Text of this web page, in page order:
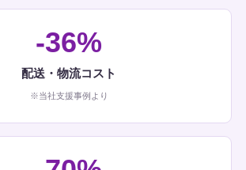
-36%
配送・物流コスト
※当社支援事例より